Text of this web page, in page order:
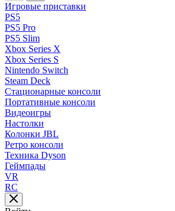
Игровые приставки
PS5
PS5 Pro
PS5 Slim
Xbox Series X
Xbox Series S
Nintendo Switch
Steam Deck
Стационарные консоли
Портативные консоли
Видеоигры
Настолки
Колонки JBL
Ретро консоли
Техника Dyson
Геймпады
VR
RC